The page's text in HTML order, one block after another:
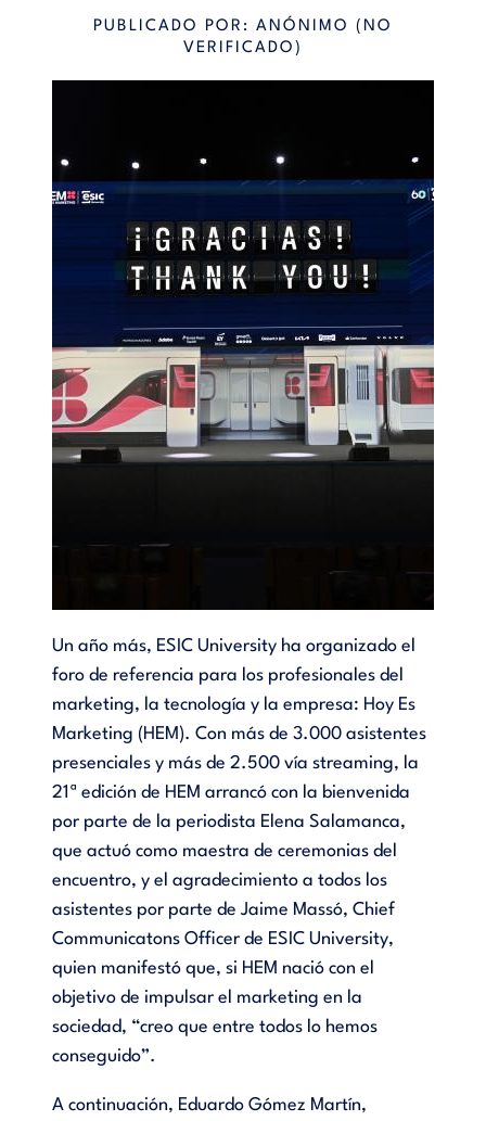
PUBLICADO POR: ANÓNIMO (NO
VERIFICADO)
Un año más, ESIC University ha organizado el
foro de referencia para los profesionales del
marketing, la tecnología y la empresa: Hoy Es
Marketing (HEM). Con más de 3.000 asistentes
presenciales y más de 2.500 vía streaming, la
21ª edición de HEM arrancó con la bienvenida
por parte de la periodista Elena Salamanca,
que actuó como maestra de ceremonias del
encuentro, y el agradecimiento a todos los
asistentes por parte de Jaime Massó, Chief
Communicatons Officer de ESIC University,
quien manifestó que, si HEM nació con el
objetivo de impulsar el marketing en la
sociedad, “creo que entre todos lo hemos
conseguido”.
A continuación, Eduardo Gómez Martín,